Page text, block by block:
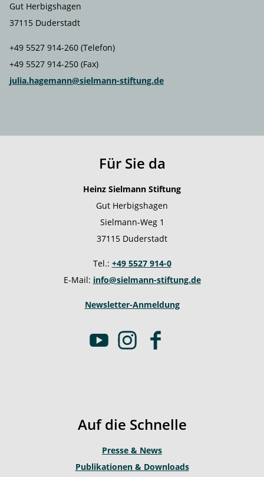
Gut Herbigshagen
37115 Duderstadt
+49 5527 914-260 (Telefon)
+49 5527 914-250 (Fax)
julia.hagemann@sielmann-stiftung.de
Für Sie da
Heinz Sielmann Stiftung
Gut Herbigshagen
Sielmann-Weg 1
37115 Duderstadt
Tel.: +49 5527 914-0
E-Mail: info@sielmann-stiftung.de
Newsletter-Anmeldung
Y
e
I
n
r
a
m
F
o
o
k
Auf die Schnelle
Presse & News
Publikationen & Downloads